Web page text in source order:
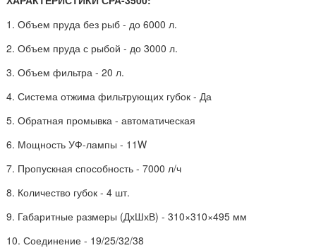
1. Объем пруда без рыб - до 6000 л.
2. Объем пруда с рыбой - до 3000 л.
3. Объем фильтра - 20 л.
4. Система отжима фильтрующих губок - Да
5. Обратная промывка - автоматическая
6. Мощность УФ-лампы - 11W
7. Пропускная способность - 7000 л/ч
8. Количество губок - 4 шт.
9. Габаритные размеры (ДхШхВ) - 310×310×495 мм
10. Соединение - 19/25/32/38